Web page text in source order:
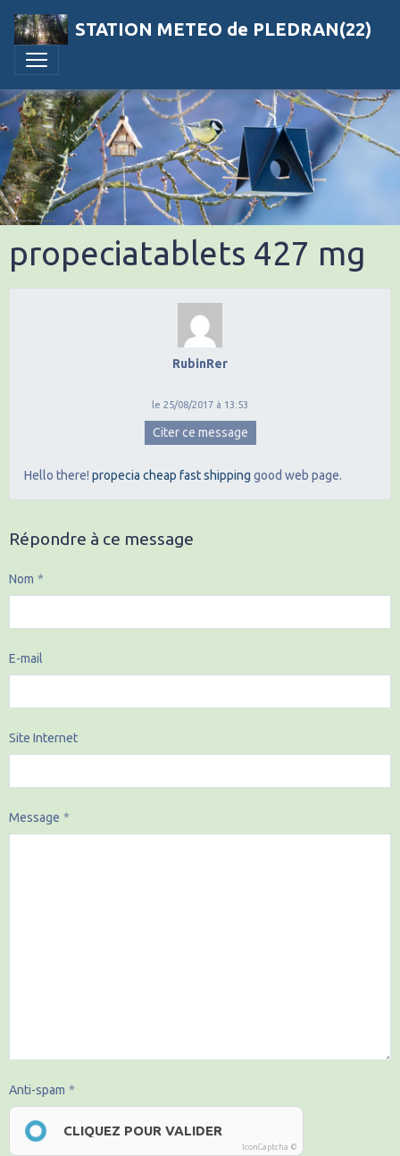
STATION METEO de PLEDRAN(22)
propeciatablets 427 mg
RubinRer
le 25/08/2017 à 13:53
Citer ce message
Hello there! propecia cheap fast shipping good web page.
Répondre à ce message
Nom
E-mail
Site Internet
Message
Anti-spam
CLIQUEZ POUR VALIDER
IconCaptcha ©